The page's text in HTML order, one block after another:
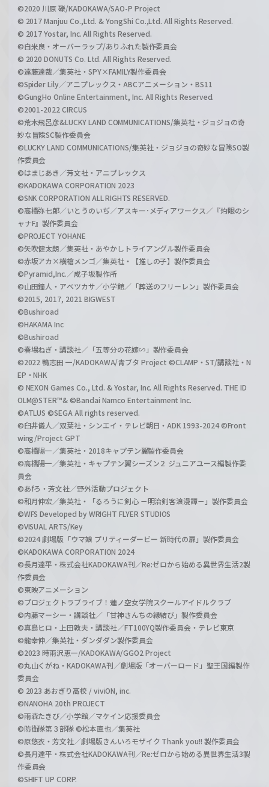
©2020 川原 礫/KADOKAWA/SAO-P Project
© 2017 Manjuu Co.,Ltd. & YongShi Co.,Ltd. All Rights Reserved.
© 2017 Yostar, Inc. All Rights Reserved.
©白米良・オーバーラップ/ありふれた製作委員会
© 2020 DONUTS Co. Ltd. All Rights Reserved.
©遠藤達哉／集英社・SPY×FAMILY製作委員会
©Spider Lily／アニプレックス・ABCアニメーション・BS11
©GungHo Online Entertainment, Inc. All Rights Reserved.
©2001-2022 CIRCUS
©荒木飛呂彦&LUCKY LAND COMMUNICATIONS/集英社・ジョジョの奇
妙な冒険SC製作委員会
©LUCKY LAND COMMUNICATIONS/集英社・ジョジョの奇妙な冒険SO製
作委員会
©はまじあき／芳文社・アニプレックス
©KADOKAWA CORPORATION 2023
©SNK CORPORATION ALL RIGHTS RESERVED.
©高橋弥七郎／いとうのいぢ／アスキー･メディアワークス／『灼眼のシ
ャナF』製作委員会
©PROJECT YOHANE
©矢吹健太朗／集英社・あやかしトライアングル製作委員会
©赤坂アカ×横槍メンゴ／集英社・【推しの子】製作委員会
©Pyramid,Inc.／成子坂製作所
©山田鐘人・アベツカサ／小学館／「葬送のフリーレン」製作委員会
©2015, 2017, 2021 BIGWEST
©Bushiroad
©HAKAMA Inc
©Bushiroad
©春場ねぎ・講談社／「五等分の花嫁∽」製作委員会
©2022 鴨志田 一/KADOKAWA/青ブタ Project ©CLAMP・ST/講談社・N
EP・NHK
© NEXON Games Co., Ltd. & Yostar, Inc. All Rights Reserved. THE ID
OLM@STER™& ©Bandai Namco Entertainment Inc.
©ATLUS ©SEGA All rights reserved.
©臼井儀人／双葉社・シンエイ・テレビ朝日・ADK 1993-2024 ©Front
wing/Project GPT
©高橋陽一／集英社・2018キャプテン翼製作委員会
©高橋陽一／集英社・キャプテン翼シーズン２ ジュニアユース編製作委
員会
©あfろ・芳文社／野外活動プロジェクト
©和月伸宏／集英社・「るろうに剣心 －明治剣客浪漫譚－」製作委員会
©WFS Developed by WRIGHT FLYER STUDIOS
©VISUAL ARTS/Key
©2024 劇場版「ウマ娘 プリティーダービー 新時代の扉」製作委員会
©KADOKAWA CORPORATION 2024
©長月達平・株式会社KADOKAWA刊／Re:ゼロから始める異世界生活2製
作委員会
©東映アニメーション
©プロジェクトラブライブ！蓮ノ空女学院スクールアイドルクラブ
©内藤マーシー・講談社／「甘神さんちの縁結び」製作委員会
©真島ヒロ・上田敦夫・講談社／FT100YQ製作委員会・テレビ東京
©龍幸伸／集英社・ダンダダン製作委員会
©2023 時雨沢恵一/KADOKAWA/GGO2 Project
©丸山くがね・KADOKAWA刊／劇場版「オーバーロード」聖王国編製作
委員会
© 2023 あおぎり高校 / viviON, inc.
©NANOHA 20th PROJECT
©雨森たきび／小学館／マケイン応援委員会
©防衛隊第３部隊 ©松本直也／集英社
©原悠衣・芳文社／劇場版きんいろモザイク Thank you!! 製作委員会
©長月達平・株式会社KADOKAWA刊／Re:ゼロから始める異世界生活3製
作委員会
©SHIFT UP CORP.